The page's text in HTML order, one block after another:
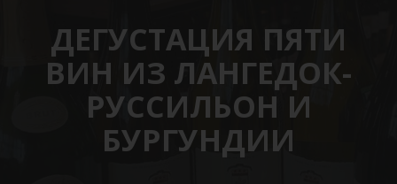
ДЕГУСТАЦИЯ ПЯТИ
ВИН ИЗ ЛАНГЕДОК-
РУССИЛЬОН И
БУРГУНДИИ